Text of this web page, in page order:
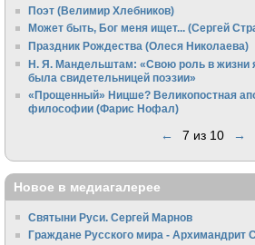
Поэт (Велимир Хлебников)
Может быть, Бог меня ищет... (Сергей
Праздник Рождества (Олеся Николаева)
Н. Я. Мандельштам: «Свою pоль в жизни
была свидетельницей поэзии»
«Прощенный» Ницше? Великопостная
философии (Фарис Нофал)
← 7 из 10 →
Новое в медиагалерее
Святыни Руси. Сергей Марнов
Граждане Русского мира - Архимандрит